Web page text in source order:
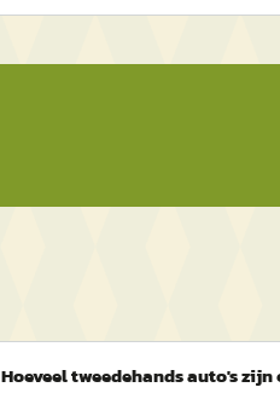
Hoeveel tweedehands auto's